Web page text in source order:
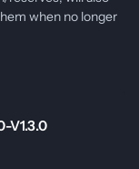
when no longer
V1.3.0